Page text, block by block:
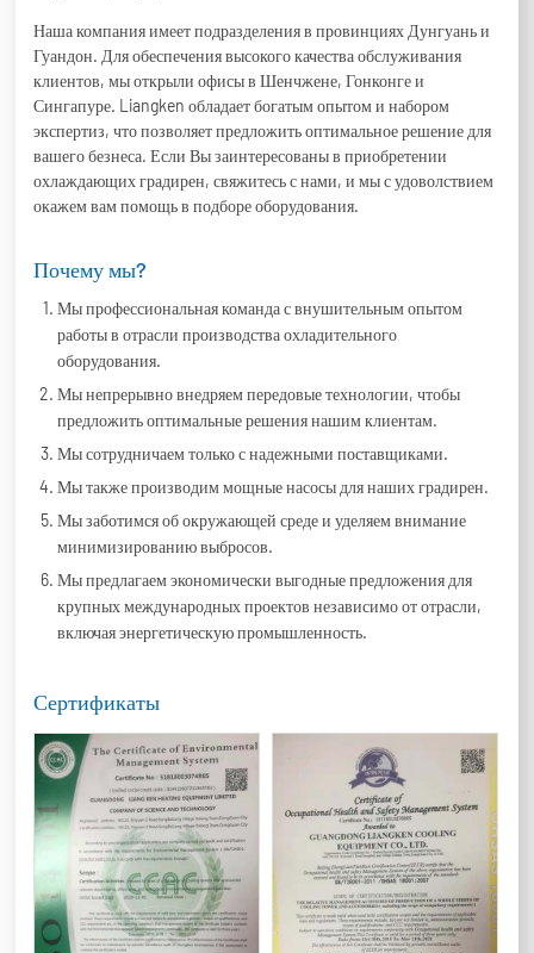
Наша компания имеет подразделения в провинциях Дунгуань и
Гуандон. Для обеспечения высокого качества обслуживания
клиентов, мы открыли офисы в Шенчжене, Гонконге и
Сингапуре. Liangken обладает богатым опытом и набором
экспертиз, что позволяет предложить оптимальное решение для
вашего безнеса. Если Вы заинтересованы в приобретении
охлаждающих градирен, свяжитесь с нами, и мы с удоволствием
окажем вам помощь в подборе оборудования.
Почему мы?
Мы профессиональная команда с внушительным опытом
работы в отрасли производства охладительного
оборудования.
Мы непрерывно внедряем передовые технологии, чтобы
предложить оптимальные решения нашим клиентам.
Мы сотрудничаем только с надежными поставщиками.
Мы также производим мощные насосы для наших градирен.
Мы заботимся об окружающей среде и уделяем внимание
минимизированию выбросов.
Мы предлагаем экономически выгодные предложения для
крупных международных проектов независимо от отрасли,
включая энергетическую промышленность.
Сертификаты